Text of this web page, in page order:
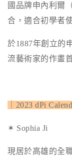
國品牌申內利爾
合，適合初學者
於1887年創立的
流藝術家的作畫
｜2023 dPi
✶ Sophia Ji
現居於高雄的全